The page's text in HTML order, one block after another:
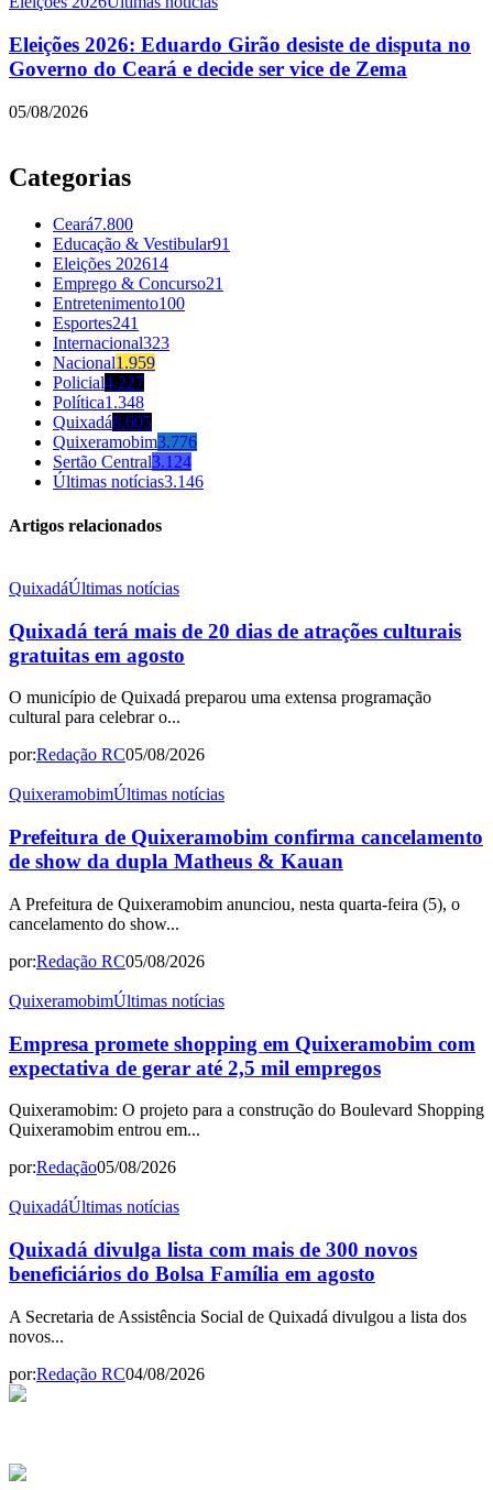
Eleições 2026: Eduardo Girão desiste de disputa no
Governo do Ceará e decide ser vice de Zema
05/08/2026
Categorias
Ceará7.800
Educação & Vestibular91
Eleições 202614
Emprego & Concurso21
Entretenimento100
Esportes241
Internacional323
Nacional1.959
Policial4.227
Política1.348
Quixadá8.605
Quixeramobim3.776
Sertão Central3.124
Últimas notícias3.146
Artigos relacionados
QuixadáÚltimas notícias
Quixadá terá mais de 20 dias de atrações culturais
gratuitas em agosto
O município de Quixadá preparou uma extensa programação
cultural para celebrar o...
por:Redação RC05/08/2026
QuixeramobimÚltimas notícias
Prefeitura de Quixeramobim confirma cancelamento
de show da dupla Matheus & Kauan
A Prefeitura de Quixeramobim anunciou, nesta quarta-feira (5), o
cancelamento do show...
por:Redação RC05/08/2026
QuixeramobimÚltimas notícias
Empresa promete shopping em Quixeramobim com
expectativa de gerar até 2,5 mil empregos
Quixeramobim: O projeto para a construção do Boulevard Shopping
Quixeramobim entrou em...
por:Redação05/08/2026
QuixadáÚltimas notícias
Quixadá divulga lista com mais de 300 novos
beneficiários do Bolsa Família em agosto
A Secretaria de Assistência Social de Quixadá divulgou a lista dos
novos...
por:Redação RC04/08/2026